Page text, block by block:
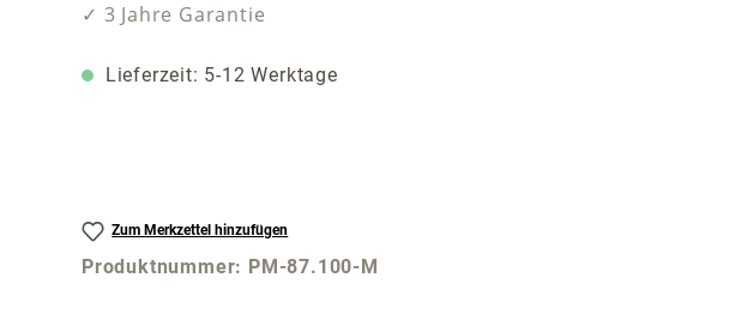
✓ 3 Jahre Garantie
Lieferzeit: 5-12 Werktage
Zum Merkzettel hinzufügen
Produktnummer: PM-87.100-M